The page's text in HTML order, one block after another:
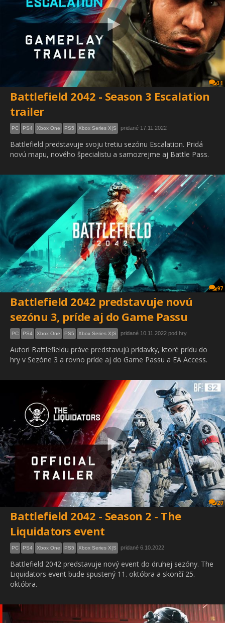
31
Battlefield 2042 - Season 3 Escalation
trailer
PC PS4 Xbox One PS5 Xbox Series X|S pridané 17.11.2022
Battlefield predstavuje svoju tretiu sezónu Escalation. Pridá
novú mapu, nového špecialistu a samozrejme aj Battle Pass.
97
Battlefield 2042 predstavuje novú
sezónu 3, príde aj do Game Passu
PC PS4 Xbox One PS5 Xbox Series X|S pridané 10.11.2022 pod hry
Autori Battlefieldu práve predstavujú prídavky, ktoré prídu do
hry v Sezóne 3 a rovno príde aj do Game Passu a EA Access.
20
Battlefield 2042 - Season 2 - The
Liquidators event
PC PS4 Xbox One PS5 Xbox Series X|S pridané 6.10.2022
Battlefield 2042 predstavuje nový event do druhej sezóny. The
Liquidators event bude spustený 11. októbra a skončí 25.
októbra.